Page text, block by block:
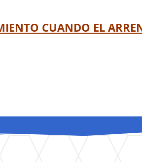
CUANDO EL